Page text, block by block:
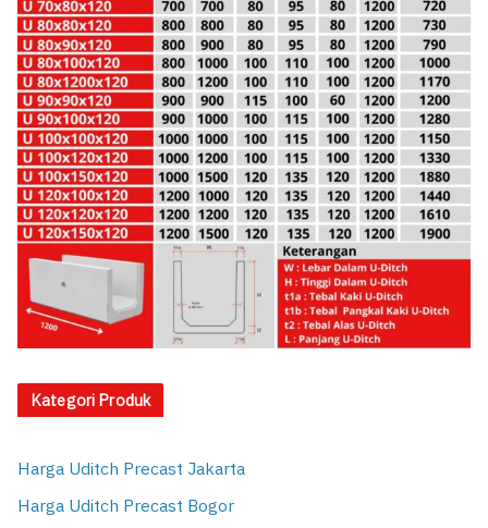
Kategori Produk
Harga Uditch Precast Jakarta
Harga Uditch Precast Bogor